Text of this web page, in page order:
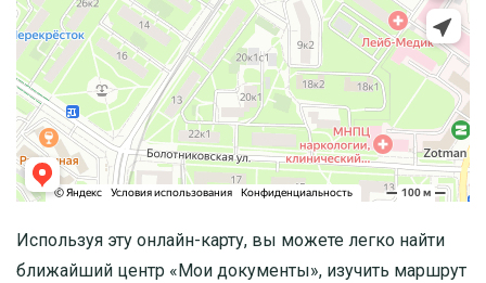
Используя эту онлайн-карту, вы можете легко найти
ближайший центр «Мои документы», изучить маршрут